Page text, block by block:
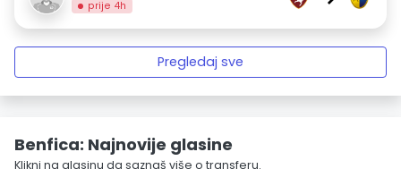
prije 4h
Pregledaj sve
Benfica: Najnovije glasine
Klikni na glasinu da saznaš više o transferu.